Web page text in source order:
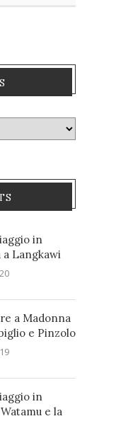
in
a Langkawi
a Madonna
e Pinzolo
in
e la